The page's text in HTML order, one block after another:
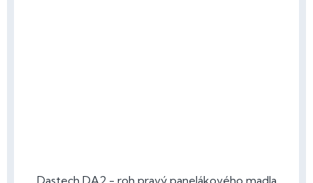
Dastech DA2 - roh pravý panelákového madla